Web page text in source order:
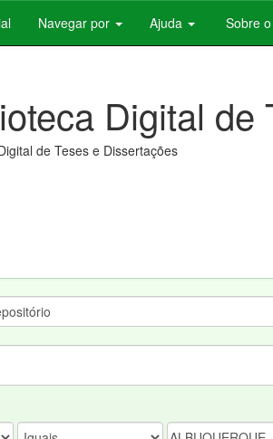
Navegar por Ajuda Sobre
Digital de
de Teses e Dissertações